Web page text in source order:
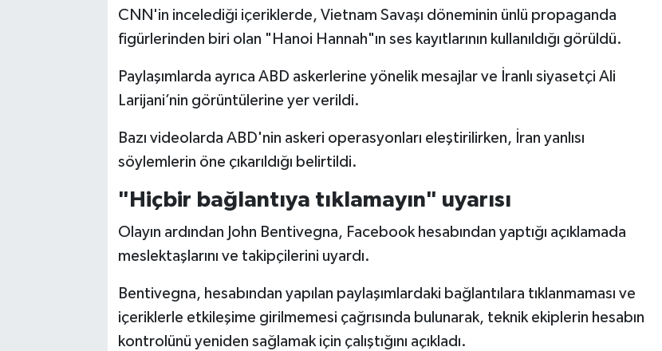
CNN'in incelediği içeriklerde, Vietnam Savaşı döneminin ünlü propaganda
figürlerinden biri olan "Hanoi Hannah"ın ses kayıtlarının kullanıldığı görüldü.
Paylaşımlarda ayrıca ABD askerlerine yönelik mesajlar ve İranlı siyasetçi Ali
Larijani’nin görüntülerine yer verildi.
Bazı videolarda ABD'nin askeri operasyonları eleştirilirken, İran yanlısı
söylemlerin öne çıkarıldığı belirtildi.
"Hiçbir bağlantıya tıklamayın" uyarısı
Olayın ardından John Bentivegna, Facebook hesabından yaptığı açıklamada
meslektaşlarını ve takipçilerini uyardı.
Bentivegna, hesabından yapılan paylaşımlardaki bağlantılara tıklanmaması ve
içeriklerle etkileşime girilmemesi çağrısında bulunarak, teknik ekiplerin hesabın
kontrolünü yeniden sağlamak için çalıştığını açıkladı.